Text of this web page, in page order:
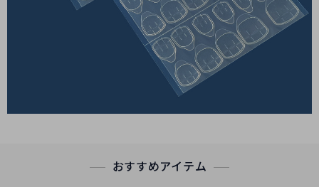
おすすめアイテム